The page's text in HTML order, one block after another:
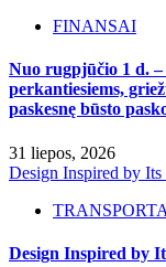
FINANSAI
Nuo rugpjūčio 1 d.
perkantiesiems,
paskesnę būsto
31 liepos, 2026
Design Inspired by
Design Inspired by